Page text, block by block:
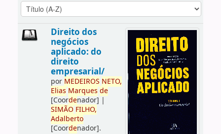
Direito dos
negócios
aplicado: do
direito
empresarial/
por MEDEIROS NETO,
Elias Marques de
[Coordenador] |
SIMÃO FILHO,
Adalberto
[Coordenador].